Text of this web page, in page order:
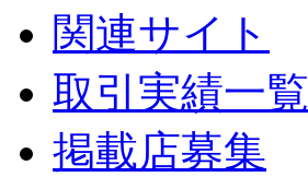
関連サイト
取引実績一覧
掲載店募集